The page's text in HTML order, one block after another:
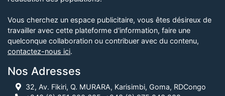
Vous cherchez un espace publicitaire, vous êtes désireux de
travailler avec cette plateforme d'information, faire une
quelconque collaboration ou contribuer avec du contenu,
contactez-nous ici.
Nos Adresses
32, Av. Fikiri, Q. MURARA, Karisimbi, Goma, RDCongo